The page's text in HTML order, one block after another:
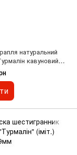
натуральний
кавуновий